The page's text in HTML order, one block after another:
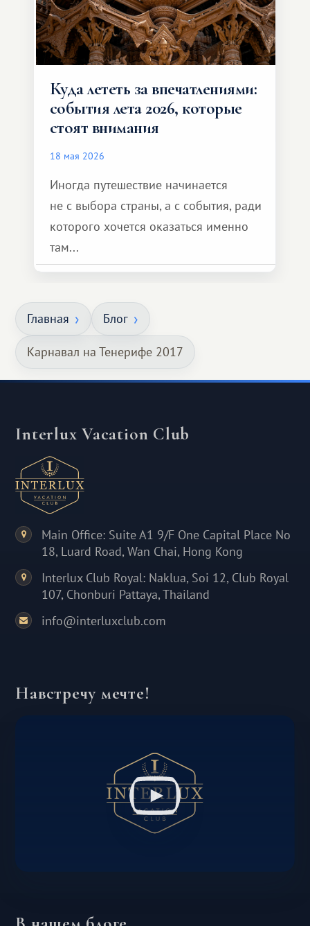
Куда лететь за впечатлениями:
события лета 2026, которые
стоят внимания
18 мая 2026
Иногда путешествие начинается
не с выбора страны, а с события, ради
которого хочется оказаться именно
там...
Главная Блог
Карнавал на Тенерифе 2017
Interlux Vacation Club
Main Office: Suite A1 9/F One Capital Place No
18, Luard Road, Wan Chai, Hong Kong
Interlux Club Royal: Naklua, Soi 12, Club Royal
107, Chonburi Pattaya, Thailand
info@interluxclub.com
Навстречу мечте!